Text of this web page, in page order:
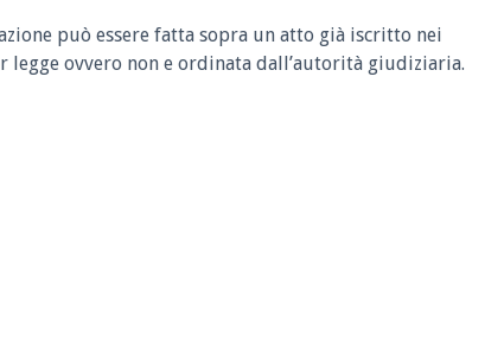
può essere fatta sopra un atto già iscritto nei
legge ovvero non e ordinata dall’autorità giudiziaria.